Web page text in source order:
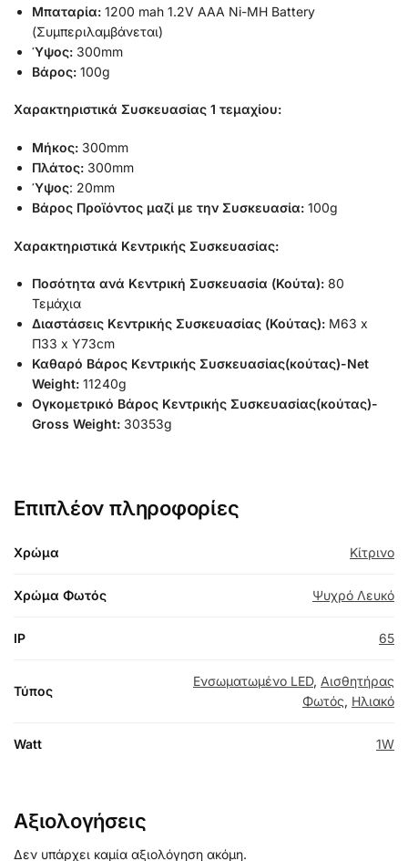
Μπαταρία: 1200 mah 1.2V AAA Ni-MH Battery
(Συμπεριλαμβάνεται)
Ύψος: 300mm
Βάρος: 100g
Χαρακτηριστικά Συσκευασίας 1 τεμαχίου:
Μήκος: 300mm
Πλάτος: 300mm
Ύψος: 20mm
Βάρος Προϊόντος μαζί με την Συσκευασία: 100g
Χαρακτηριστικά Κεντρικής Συσκευασίας:
Ποσότητα ανά Κεντρική Συσκευασία (Κούτα): 80
Τεμάχια
Διαστάσεις Κεντρικής Συσκευασίας (Κούτας): Μ63 x
Π33 x Υ73cm
Καθαρό Βάρος Κεντρικής Συσκευασίας(κούτας)-Net
Weight: 11240g
Ογκομετρικό Βάρος Κεντρικής Συσκευασίας(κούτας)-
Gross Weight: 30353g
Επιπλέον πληροφορίες
Χρώμα Κίτρινο
Χρώμα Φωτός Ψυχρό Λευκό
IP 65
Τύπος
Ενσωματωμένο LED, Αισθητήρας
Φωτός, Ηλιακό
Watt 1W
Αξιολογήσεις
Δεν υπάρχει καμία αξιολόγηση ακόμη.